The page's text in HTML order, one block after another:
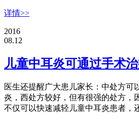
详情>>
2016
08.12
儿童中耳炎可通过手术
医生还提醒广大患儿家长：中处方可
炎，西处方较好，但有很强的处方，
不仅可以快速减轻儿童中耳炎患者，